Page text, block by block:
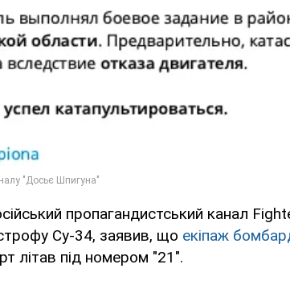
пропагандистський канал
Су-34, заявив, що екіпаж
літав під номером "21".